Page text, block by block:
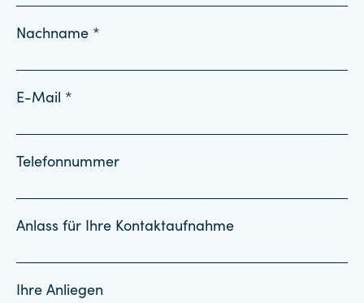
Nachname *
E-Mail *
Telefonnummer
Anlass für Ihre Kontaktaufnahme
Ihre Anliegen